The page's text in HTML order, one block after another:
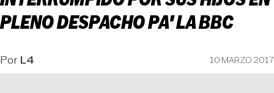
PLENO DESPACHO PA' LA BBC
PorL4 10 MARZO 2017